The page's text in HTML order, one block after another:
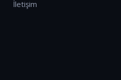
İletişim